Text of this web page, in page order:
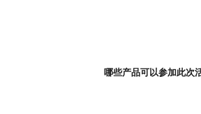
哪些产品可以参加此次